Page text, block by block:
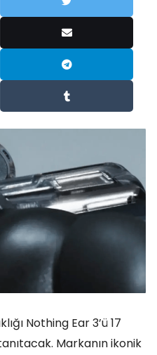
Nothing Ear 3’ü 17
Markanın ikonik